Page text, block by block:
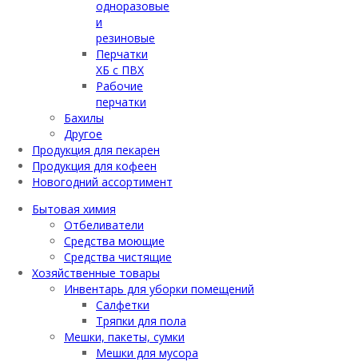
одноразовые
и
резиновые
Перчатки
ХБ с ПВХ
Рабочие
перчатки
Бахилы
Другое
Продукция для пекарен
Продукция для кофеен
Новогодний ассортимент
Бытовая химия
Отбеливатели
Средства моющие
Средства чистящие
Хозяйственные товары
Инвентарь для уборки помещений
Салфетки
Тряпки для пола
Мешки, пакеты, сумки
Мешки для мусора